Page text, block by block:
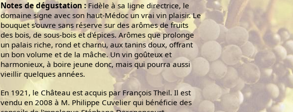
Notes de dégustation :Fidèle à sa ligne directrice, le
domaine signe avec son haut-Médoc un vrai vin plaisir. Le
bouquet s'ouvre sans réserve sur des arômes de fruits
des bois, de sous-bois et d'épices. Arômes que prolonge
un palais riche, rond et charnu, aux tanins doux, offrant
un bon volume et de la mâche. Un vin goûteux et
harmonieux, à boire jeune donc, mais qui pourra aussi
vieillir quelques années.
En 1921, le Château est acquis par François Theil. Il est
vendu en 2008 à M. Philippe Cuvelier qui bénéficie des